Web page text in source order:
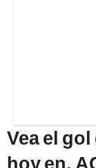
Vea el
hoy en,